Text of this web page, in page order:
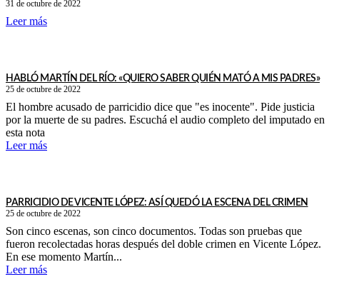
31 de octubre de 2022
Leer más
HABLÓ MARTÍN DEL RÍO: «QUIERO SABER QUIÉN MATÓ A MIS PADRES»
25 de octubre de 2022
El hombre acusado de parricidio dice que "es inocente". Pide justicia
por la muerte de su padres. Escuchá el audio completo del imputado en
esta nota
Leer más
PARRICIDIO DE VICENTE LÓPEZ: ASÍ QUEDÓ LA ESCENA DEL CRIMEN
25 de octubre de 2022
Son cinco escenas, son cinco documentos. Todas son pruebas que
fueron recolectadas horas después del doble crimen en Vicente López.
En ese momento Martín...
Leer más